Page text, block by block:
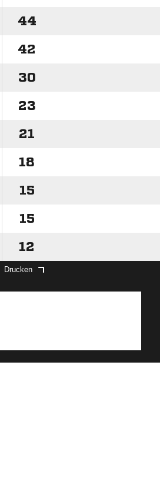
44
42
30
23
21
18
15
15
12
Drucken